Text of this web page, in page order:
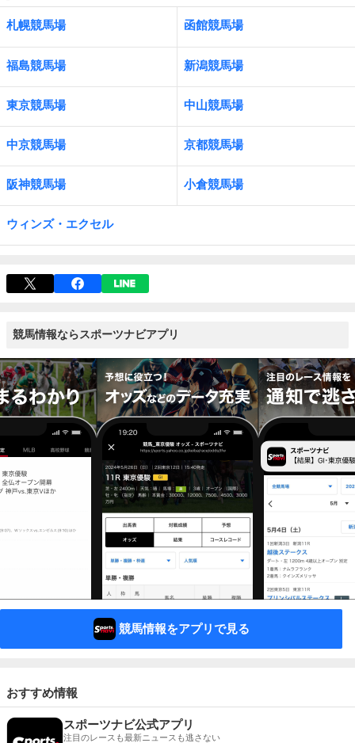
札幌競馬場 函館競馬場
福島競馬場 新潟競馬場
東京競馬場 中山競馬場
中京競馬場 京都競馬場
阪神競馬場 小倉競馬場
ウィンズ・エクセル
競馬情報ならスポーツナビアプリ
競馬情報をアプリで見る
おすすめ情報
スポーツナビ公式アプリ
注目のレースも最新ニュースも逃さない